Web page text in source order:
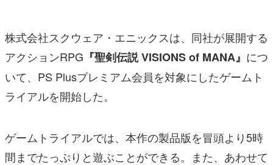
その他
電ファミニコゲーマーとは？
運営：株式会社マレ
株式会社スクウェア・エニックスは、同社が展開する
アクションRPG 『聖剣伝説 VISIONS of MANA』 につ
いて、PS Plusプレミアム会員を対象にしたゲームト
ライアルを開始した。
ゲームトライアルでは、本作の製品版を冒頭より5時
間までたっぷりと遊ぶことができる。また、あわせて